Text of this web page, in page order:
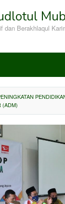
dan Berakhlaqul
(ADM)